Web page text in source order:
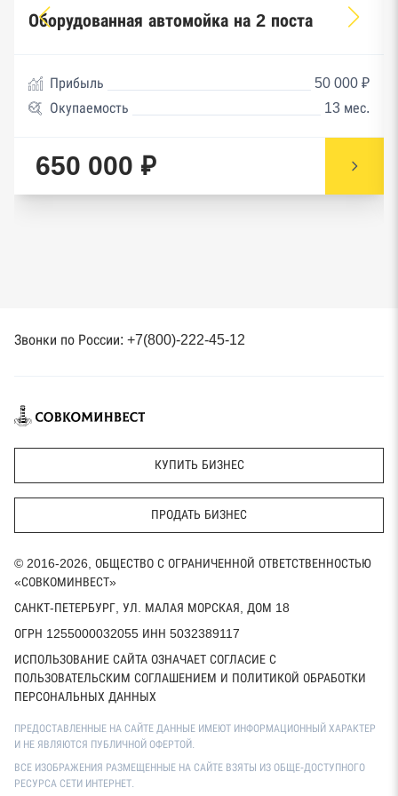
Оборудованная автомойка на 2 поста
Прибыль
50 000 ₽
Окупаемость
13 мес.
650 000 ₽
Звонки по России: +7(800)-222-45-12
КУПИТЬ БИЗНЕС
ПРОДАТЬ БИЗНЕС
© 2016-2026, ОБЩЕСТВО С ОГРАНИЧЕННОЙ ОТВЕТСТВЕННОСТЬЮ
«СОВКОМИНВЕСТ»
САНКТ-ПЕТЕРБУРГ, УЛ. МАЛАЯ МОРСКАЯ, ДОМ 18
ОГРН 1255000032055 ИНН 5032389117
ИСПОЛЬЗОВАНИЕ САЙТА ОЗНАЧАЕТ СОГЛАСИЕ С
ПОЛЬЗОВАТЕЛЬСКИМ СОГЛАШЕНИЕМ И ПОЛИТИКОЙ ОБРАБОТКИ
ПЕРСОНАЛЬНЫХ ДАННЫХ
ПРЕДОСТАВЛЕННЫЕ НА САЙТЕ ДАННЫЕ ИМЕЮТ ИНФОРМАЦИОННЫЙ ХАРАКТЕР
И НЕ ЯВЛЯЮТСЯ ПУБЛИЧНОЙ ОФЕРТОЙ.
ВСЕ ИЗОБРАЖЕНИЯ РАЗМЕЩЕННЫЕ НА САЙТЕ ВЗЯТЫ ИЗ ОБЩЕ-ДОСТУПНОГО
РЕСУРСА СЕТИ ИНТЕРНЕТ.